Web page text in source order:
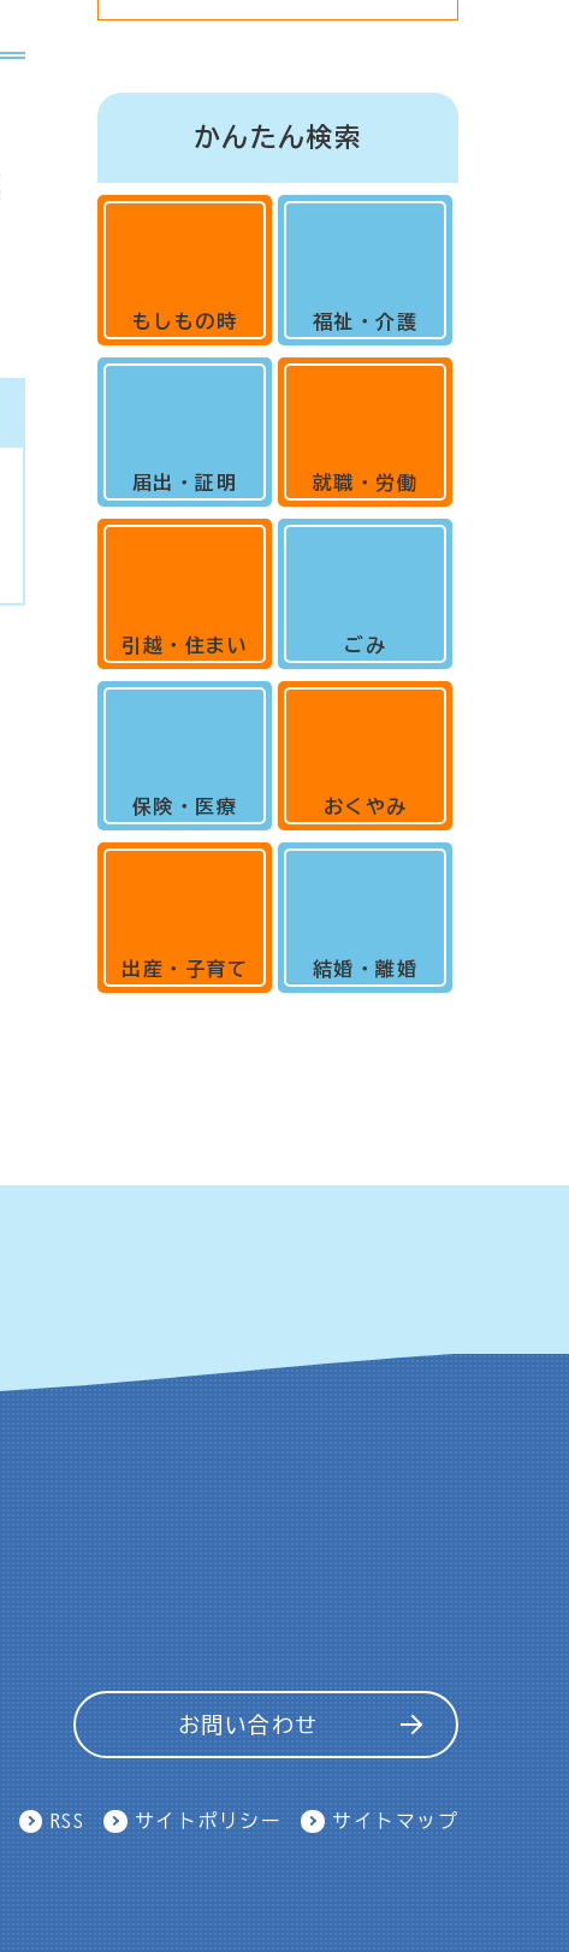
かんたん検索
もしもの時
届出・証明
引越・住まい
保険・医療
出産・子育て
福祉・介護
就職・労働
ごみ
おくやみ
結婚・離婚
お問い合わせ
RSS サイトポリシー サイトマップ